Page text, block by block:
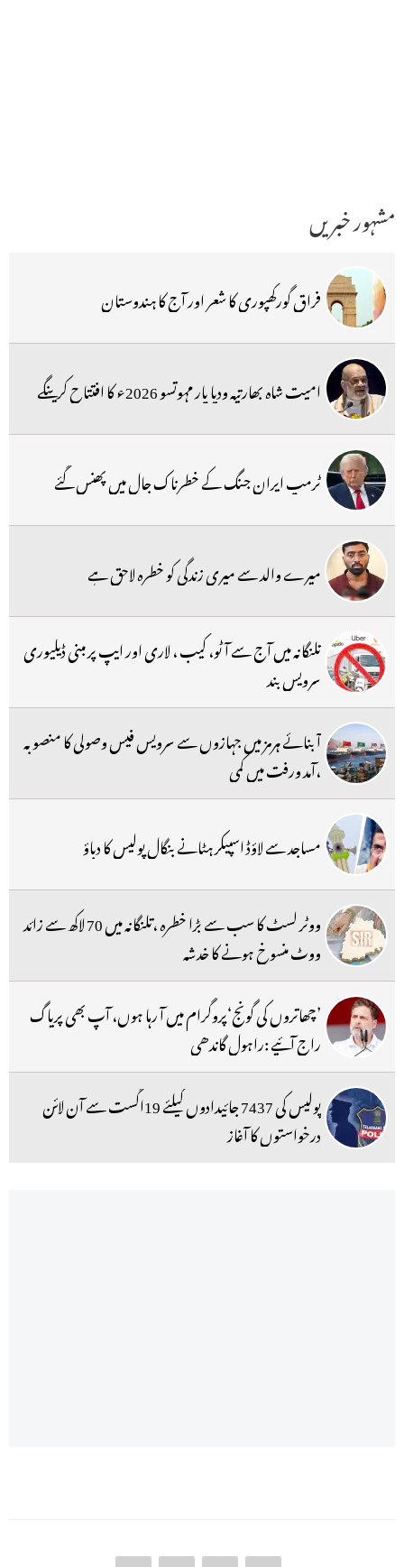
مشہور خبریں
فراق گورکھپوری کا شعر اور آج کا ہندوستان
امیت شاہ بھارتیہ ودیا پار مہوتسو 2026ء کا افتتاح کرینگے
ٹرمپ ایران جنگ کے خطرناک جال میں پھنس گئے
میرے والد سے میری زندگی کو خطرہ لاحق ہے
تلنگانہ میں آج سے آٹو، کیب ، لاری اور ایپ پر مبنی ڈیلیوری
سرویس بند
آبنائے ہرمز میں جہازوں سے سرویس فیس وصولی کا منصوبہ
،آمد ورفت میں کمی
مساجد سے لاؤڈ اسپیکر ہٹانے بنگال پولیس کا دباؤ
ووٹر لسٹ کا سب سے بڑا خطرہ ،تلنگانہ میں 70 لاکھ سے زائد
ووٹ منسوخ ہونے کا خدشہ
’چھاتروں کی گونج‘پروگرام میں آ رہا ہوں، آپ بھی پریاگ
راج آئیے :راہول گاندھی
پولیس کی 7437 جائیدادوں کیلئے 19اگست سے آن لائن
درخواستوں کا آغاز